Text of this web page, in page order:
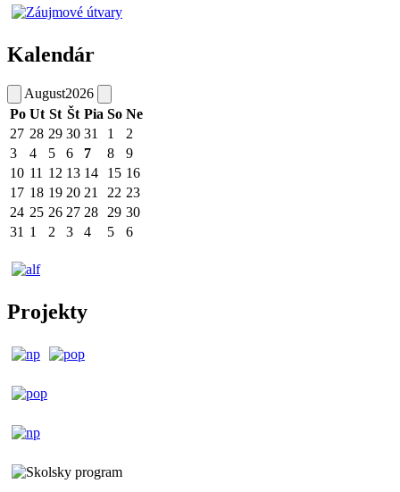
Kalendár
August2026
Po Ut St Št Pia So Ne
27 28 29 30 31 1
2
3
4 5 6 7 8
9
10 11 12 13 14 15 16
17 18 19 20 21 22 23
24 25 26 27 28 29 30
31 1 2 3 4 5 6
Projekty